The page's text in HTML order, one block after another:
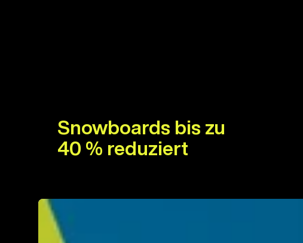
Snowboards bis zu
40 % reduziert